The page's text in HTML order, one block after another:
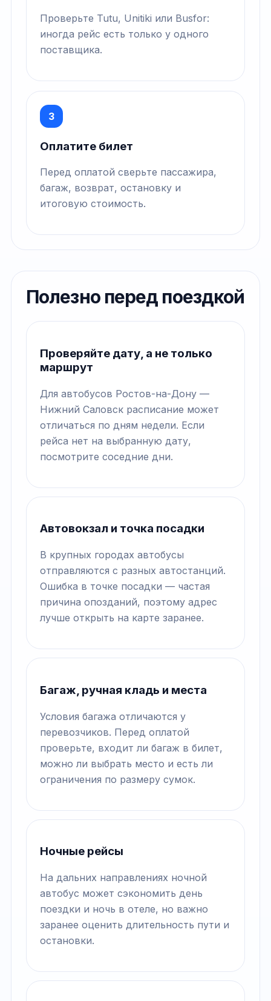
Проверьте Tutu, Unitiki или Busfor:
иногда рейс есть только у одного
поставщика.
3
Оплатите билет
Перед оплатой сверьте пассажира,
багаж, возврат, остановку и
итоговую стоимость.
Полезно перед поездкой
Проверяйте дату, а не только
маршрут
Для автобусов Ростов-на-Дону —
Нижний Саловск расписание может
отличаться по дням недели. Если
рейса нет на выбранную дату,
посмотрите соседние дни.
Автовокзал и точка посадки
В крупных городах автобусы
отправляются с разных автостанций.
Ошибка в точке посадки — частая
причина опозданий, поэтому адрес
лучше открыть на карте заранее.
Багаж, ручная кладь и места
Условия багажа отличаются у
перевозчиков. Перед оплатой
проверьте, входит ли багаж в билет,
можно ли выбрать место и есть ли
ограничения по размеру сумок.
Ночные рейсы
На дальних направлениях ночной
автобус может сэкономить день
поездки и ночь в отеле, но важно
заранее оценить длительность пути и
остановки.